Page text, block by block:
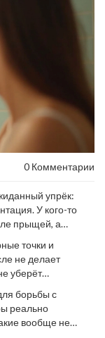
0 Комментарии
упрёк:
У кого-то
прыщей, а
реально ли она
поры?
точки и
не делает
уберёт
с
Тут важно
красоты — где-то
борьбы с
реально
вообще не